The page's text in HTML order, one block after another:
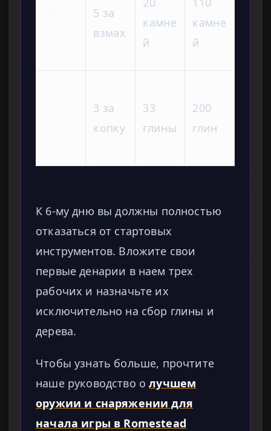
5 за
взмах
камне
й
камне
й
3 за
копку
33
глины
200
глин
К 6-му дню вы должны полностью
отказаться от стартовых
инструментов. Вложите свои
первые денарии в наем трех
рабочих и назначьте их
исключительно на сбор глины и
дерева.
Чтобы узнать больше, прочтите
наше руководство олучшем
оружии и снаряжении для
начала игры в Romestead